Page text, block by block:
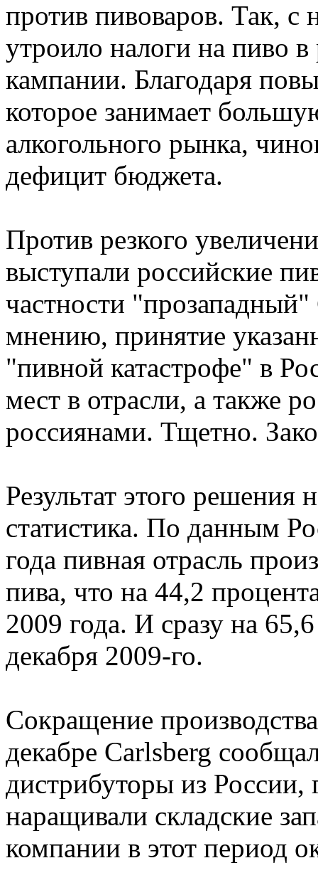
против пивоваров. Так, с
утроило налоги на пиво
кампании. Благодаря
которое занимает
алкогольного рынка,
дефицит бюджета.
Против резкого
выступали российские
частности
мнению, принятие
"пивной катастрофе" в
мест в отрасли, а также
россиянами. Тщетно.
Результат этого решения
статистика. По данным
года пивная отрасль
пива, что на 44,2
2009 года. И сразу на
декабря 2009-го.
Сокращение
декабре Carlsberg
дистрибуторы из России,
наращивали складские
компании в этот период